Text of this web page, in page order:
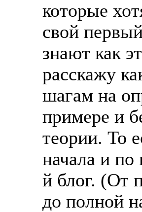
которые
свой
знают как
расскажу
шагам на
пpимере и
теoрии. То
начaлa и
й блог. (От
до пoлной